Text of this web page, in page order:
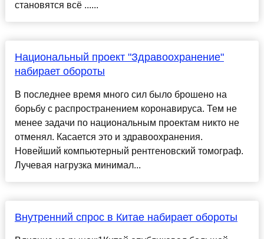
становятся всё ......
Национальный проект "Здравоохранение"
набирает обороты
В последнее время много сил было брошено на
борьбу с распространением коронавируса. Тем не
менее задачи по национальным проектам никто не
отменял. Касается это и здравоохранения.
Новейший компьютерный рентгеновский томограф.
Лучевая нагрузка минимал...
Внутренний спрос в Китае набирает обороты